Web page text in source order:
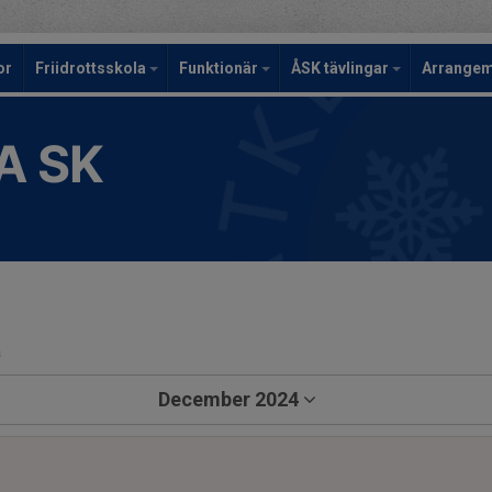
Friidrottsskola Funktionär ÅSK tävlingar
SK
December 2024